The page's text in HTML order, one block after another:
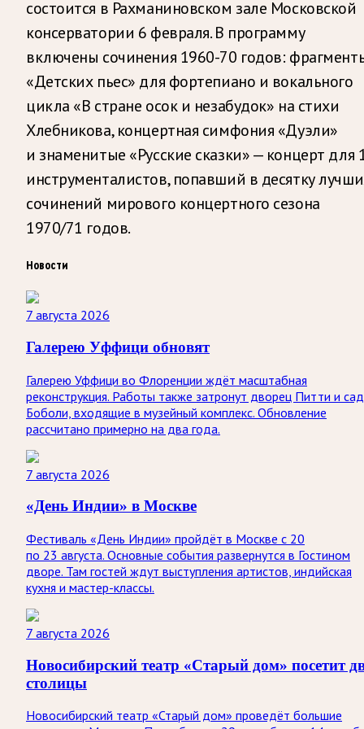
состоится в Рахманиновском зале Московской
консерватории 6 февраля. В программу
включены сочинения 1960-70 годов:
«Детских пьес» для фортепиано и вокального
цикла «В стране осок и незабудок» на стихи
Хлебникова, концертная симфония «Дуэли»
и знаменитые «Русские сказки» — концерт для
инструменталистов, попавший в десятку
сочинений мирового концертного сезона
1970/71 годов.
Новости
7 августа 2026
Галерею Уффици обновят
Галерею Уффици во Флоренции ждёт масштабная
реконструкция. Работы также затронут дворец Питти и
Боболи, входящие в музейный комплекс. Обновление
рассчитано примерно на два года.
7 августа 2026
«День Индии» в Москве
Фестиваль «День Индии» пройдёт в Москве с 20
по 23 августа. Основные события развернутся в Гостином
дворе. Там гостей ждут выступления артистов, индийская
кухня и мастер-классы.
7 августа 2026
Новосибирский театр «Старый дом» посетит
столицы
Новосибирский театр «Старый дом» проведёт большие